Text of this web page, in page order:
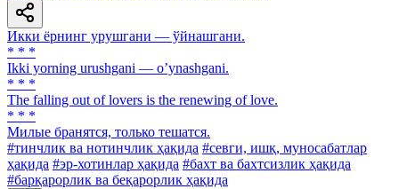
Икки ёрнинг урушгани — ўйнашгани.
* * *
Ikki yorning urushgani — oʼynashgani.
* * *
The falling out of lovers is the renewing of love.
* * *
Милые бранятся, только тешатся.
#тинчлик ва нотинчлик ҳақида #севги, ишқ, муносабатлар
ҳақида #эр-хотинлар ҳақида #бахт ва бахтсизлик ҳақида
#барқарорлик ва беқарорлик ҳақида